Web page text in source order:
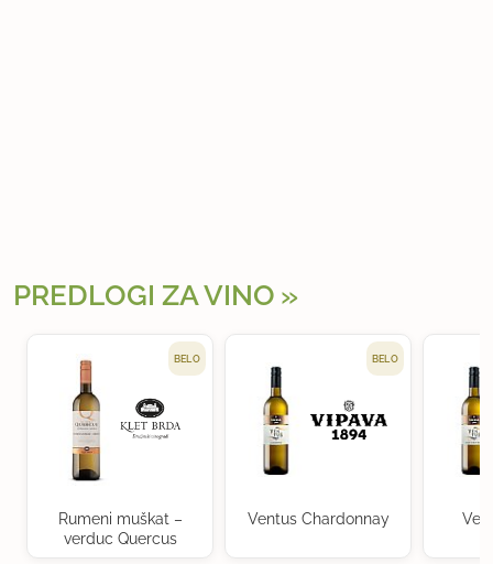
PREDLOGI ZA VINO
BELO
Rumeni muškat –
verduc Quercus
BELO
Ventus Chardonnay